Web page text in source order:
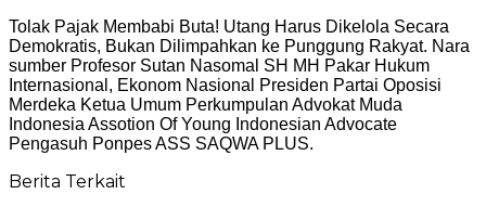
Tolak Pajak Membabi Buta! Utang Harus Dikelola Secara
Demokratis, Bukan Dilimpahkan ke Punggung Rakyat. Nara
sumber Profesor Sutan Nasomal SH MH Pakar Hukum
Internasional, Ekonom Nasional Presiden Partai Oposisi
Merdeka Ketua Umum Perkumpulan Advokat Muda
Indonesia Assotion Of Young Indonesian Advocate
Pengasuh Ponpes ASS SAQWA PLUS.
Berita Terkait